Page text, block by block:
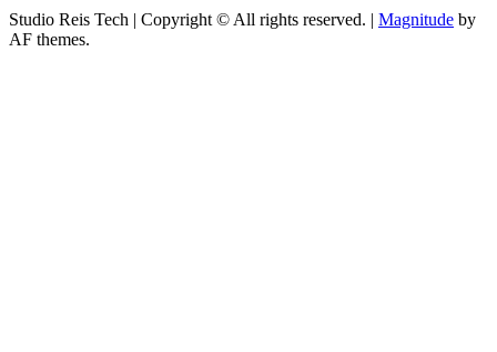
Studio Reis Tech | Copyright © All rights reserved. | Magnitude by
AF themes.